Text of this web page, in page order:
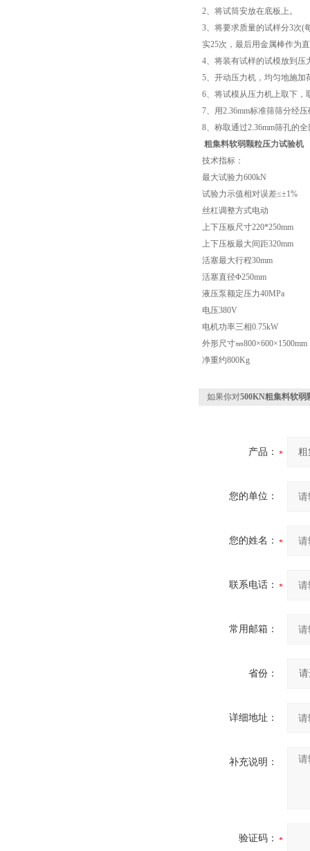
2、将试筒安放在底板上。
3、将要求质量的试样分3次(
实25次，最后用金属棒作为
4、将装有试样的试模放到
5、开动压力机，均匀地施加
6、将试模从压力机上取下，
7、用2.36mm标准筛筛分经
8、称取通过2.36mm筛孔的
粗集料软弱颗粒压力试验机
技术指标：
最大试验力600kN
试验力示值相对误差≤±1%
丝杠调整方式电动
上下压板尺寸220*250mm
上下压板最大间距320mm
活塞最大行程30mm
活塞直径Φ250mm
液压泵额定压力40MPa
电压380V
电机功率三相0.75kW
外形尺寸㎜800×600×1500mm
净重约800Kg
如果你对500KN粗集料软弱
产品：
您的单位：
您的姓名：
联系电话：
常用邮箱：
省份：
详细地址：
补充说明：
验证码：